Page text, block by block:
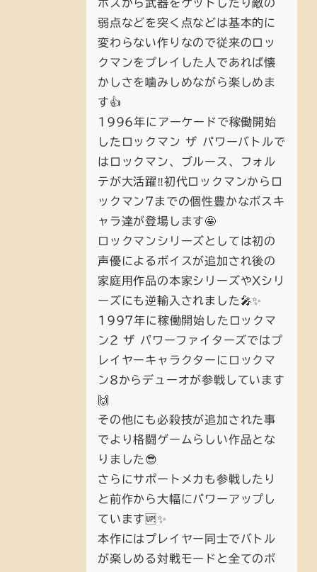
ボスから武器をゲットしたり敵の
弱点などを突く点などは基本的に
変わらない作りなので従来のロッ
クマンをプレイした人であれば懐
かしさを噛みしめながら楽しめま
す👍
1996年にアーケードで稼働開始
したロックマン ザ パワーバトルで
はロックマン、ブルース、フォル
テが大活躍‼️初代ロックマンからロ
ックマン7までの個性豊かなボスキ
ャラ達が登場します🤩
ロックマンシリーズとしては初の
声優によるボイスが追加され後の
家庭用作品の本家シリーズやXシリ
ーズにも逆輸入されました🎤✨
1997年に稼働開始したロックマ
ン2 ザ パワーファイターズではプ
レイヤーキャラクターにロックマ
ン8からデューオが参戦しています
🙌
その他にも必殺技が追加された事
でより格闘ゲームらしい作品とな
りました😎
さらにサポートメカも参戦したり
と前作から大幅にパワーアップし
ています🆙✨
本作にはプレイヤー同士でバトル
が楽しめる対戦モードと全てのボ